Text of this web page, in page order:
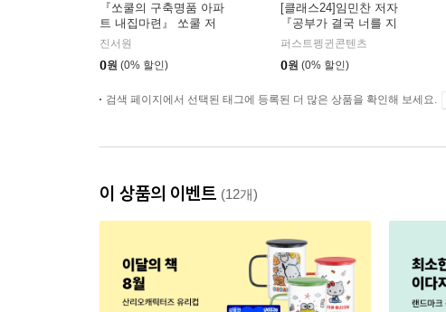
『쏘쿨의 구축명품 아파
트 내집마련』 쏘쿨 저
자 온라인 북토크
진서원
0원 (0% 할인)
[클래스24]임민찬 저자
『공부가 결국 너를 지
켜줄 거야』온라인 북토
퍼스트펭귄콘텐츠
0원 (0% 할인)
검색 페이지에서 선택된 태그에 등록된 더 많은 상품을 확인해 보세요.
이 상품의 이벤트 (12개)